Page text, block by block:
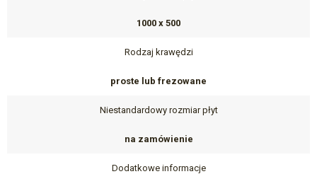
1000 x 500
Rodzaj krawędzi
proste lub frezowane
Niestandardowy rozmiar płyt
na zamówienie
Dodatkowe informacje